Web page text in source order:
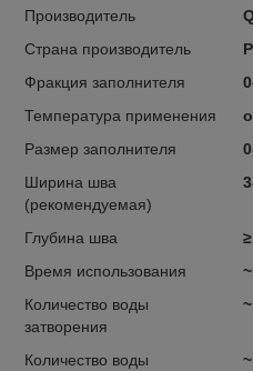
Производитель
Страна производитель
Фракция заполнителя
Температура применения
Размер заполнителя
Ширина шва
(рекомендуемая)
Глубина шва
Время использования
Количество воды
затворения
Количество воды